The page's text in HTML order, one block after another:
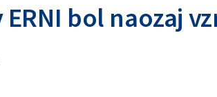
bol naozaj